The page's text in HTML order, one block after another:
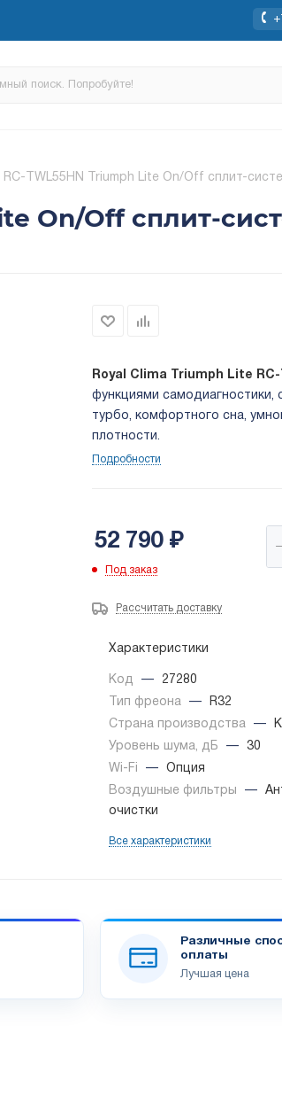
RC-TWL55HN Triumph Lite On/Off сплит-
On/Off сплит-
Royal Clima Triumph Lite RC-
функциями самодиагностики,
турбо, комфортного сна,
плотности.
Подробности
52 790₽
Под заказ
Рассчитать доставку
Характеристики
Код —
27280
Тип фреона
—
R32
Страна производства
—
Уровень шума, дБ
—
30
Wi-Fi
—
Опция
Воздушные фильтры
—
очистки
Все характеристики
Различные
оплаты
Лучшая цена